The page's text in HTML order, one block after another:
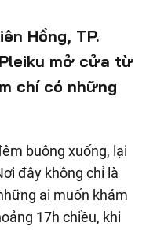
Hồng, TP.
mở cửa từ
chí có những
buông xuống, lại
đây không chỉ là
ai muốn khám
17h chiều, khi